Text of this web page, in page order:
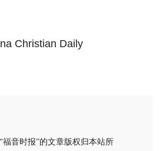
Christian Daily
福音时报”的文章版权归本站所